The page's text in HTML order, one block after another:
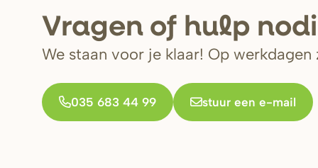
Vragen of hulp
We staan voor je klaar! Op
035 683 44 99 stuur een e-mail